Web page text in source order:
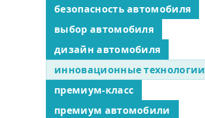
безопасность автомобиля
выбор автомобиля
дизайн автомобиля
инновационные технологии
премиум-класс
премиум автомобили